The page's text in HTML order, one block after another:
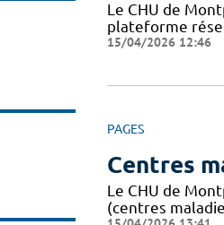
Le CHU de
plateforme
15/04/2026 12:46
PAGES
Centres
Le CHU de
(centres